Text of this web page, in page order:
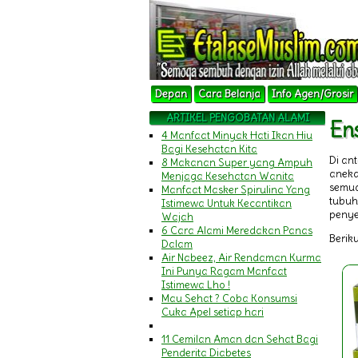
Depan Cara Belanja Info Agen/Grosir
ARTIKEL PENGOBATAN ALAMI
4 Manfaat Minyak Hati Ikan Hiu
Bagi Kesehatan Kita
8 Makanan Super yang Ampuh
Menjaga Kesehatan Wanita
Manfaat Masker Spirulina Yang
Istimewa Untuk Kecantikan
Wajah
6 Cara Alami Meredakan Panas
Dalam
Air Nabeez, Air Rendaman Kurma
Ini Punya Ragam Manfaat
Istimewa Lho !
Mau Sehat ? Coba Konsumsi
Cuka Apel setiap hari
11 Cemilan Aman dan Sehat Bagi
Penderita Diabetes
Di